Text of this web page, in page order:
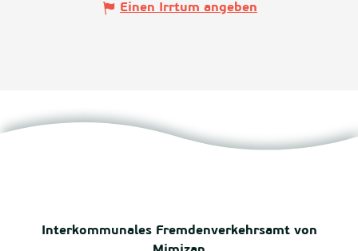
Einen Irrtum angeben
Interkommunales Fremdenverkehrsamt von